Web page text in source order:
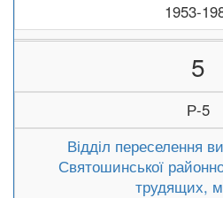
1953-
5
Р-5
Відділ переселення
Святошинської
трудящих,